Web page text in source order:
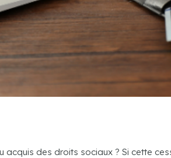
acquis des droits sociaux ? Si cette